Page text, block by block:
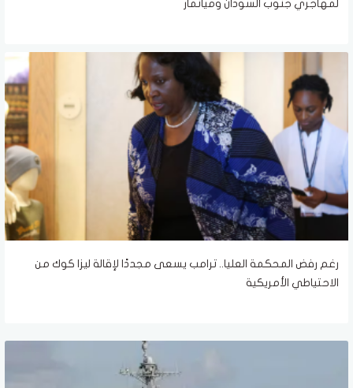
لمهاجري جنوب السودان وميانمار
رغم رفض المحكمة العليا.. ترامب يسعى مجددًا لإقالة ليزا كوك من
الاحتياطي الأمريكية